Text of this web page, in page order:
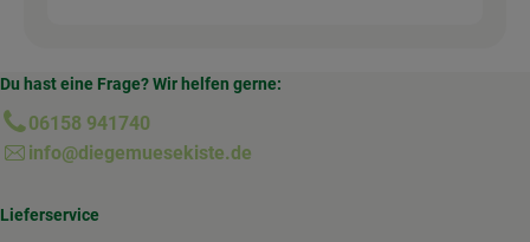
Du hast eine Frage? Wir helfen gerne:
06158 941740
info@diegemuesekiste.de
Lieferservice